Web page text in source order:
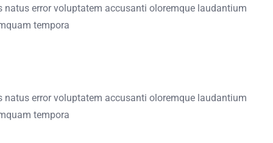
natus error voluptatem accusanti oloremque laudantium
tempora
natus error voluptatem accusanti oloremque laudantium
tempora